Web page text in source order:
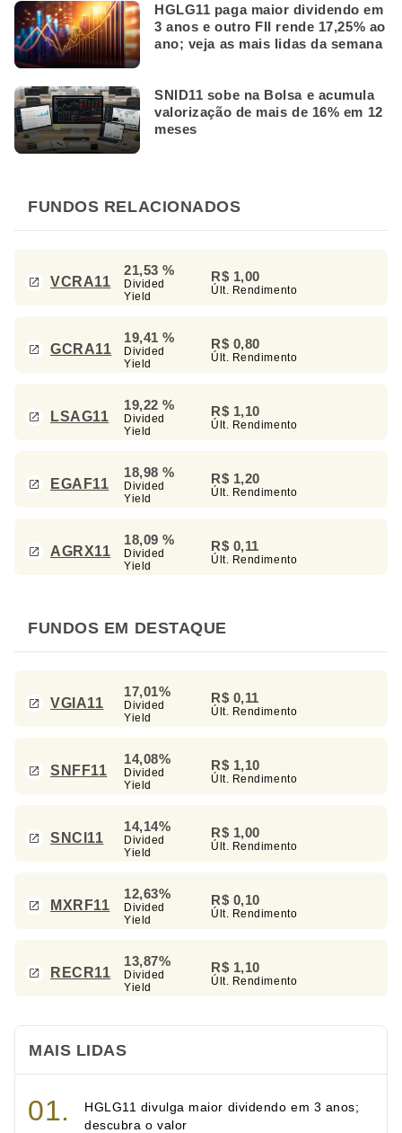
HGLG11 paga maior dividendo em
3 anos e outro FII rende 17,25% ao
ano; veja as mais lidas da semana
SNID11 sobe na Bolsa e acumula
valorização de mais de 16% em 12
meses
FUNDOS RELACIONADOS
VCRA11
21,53 %
Divided
Yield
R$ 1,00
Últ. Rendimento
GCRA11
19,41 %
Divided
Yield
R$ 0,80
Últ. Rendimento
LSAG11
19,22 %
Divided
Yield
R$ 1,10
Últ. Rendimento
EGAF11
18,98 %
Divided
Yield
R$ 1,20
Últ. Rendimento
AGRX11
18,09 %
Divided
Yield
R$ 0,11
Últ. Rendimento
FUNDOS EM DESTAQUE
VGIA11
17,01%
Divided
Yield
R$ 0,11
Últ. Rendimento
SNFF11
14,08%
Divided
Yield
R$ 1,10
Últ. Rendimento
SNCI11
14,14%
Divided
Yield
R$ 1,00
Últ. Rendimento
MXRF11
12,63%
Divided
Yield
R$ 0,10
Últ. Rendimento
RECR11
13,87%
Divided
Yield
R$ 1,10
Últ. Rendimento
MAIS LIDAS
HGLG11 divulga maior dividendo em 3 anos;
descubra o valor